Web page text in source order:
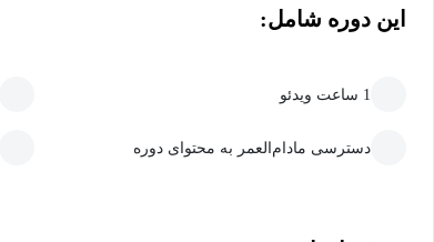
این دوره شامل:
1 ساعت ویدئو
دسترسی مادام‌العمر به محتوای دوره